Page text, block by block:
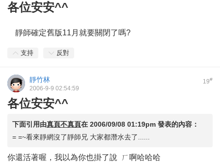
各位安安^^
靜師確定舊版11月就要關閉了嗎?
支持 反對
19#
靜竹林
2006-9-9 02:54:59
各位安安^^
下面引用由真頁不真頁在 2006/09/08 01:19pm 發表的內容：
= =~看來靜網沒了靜師兄 大家都潛水去了......
你還活著喔，我以為你也掛了說 ㄏ啊哈哈哈